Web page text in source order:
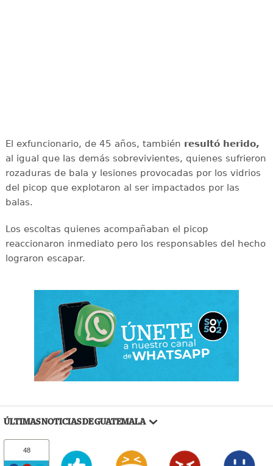
El exfuncionario, de 45 años, también resultó herido,
al igual que las demás sobrevivientes, quienes sufrieron
rozaduras de bala y lesiones provocadas por los vidrios
del picop que explotaron al ser impactados por las
balas.
Los escoltas quienes acompañaban el picop
reaccionaron inmediato pero los responsables del hecho
lograron escapar.
ÚLTIMAS NOTICIAS DE GUATEMALA
48